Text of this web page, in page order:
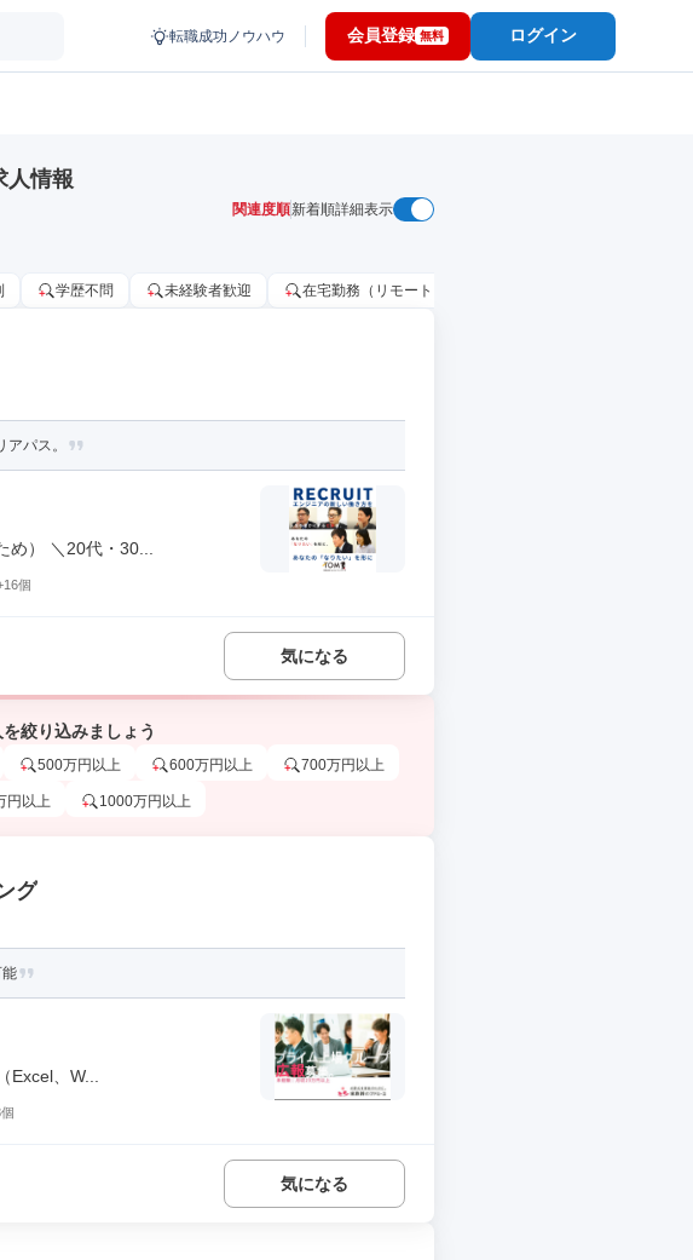
転職成功ノウハウ 会員登録 無料 ログイン
人情報
関連度順新着順詳細表示
学歴不問 未経験者歓迎 在宅勤務（リモートワーク）OK
パス。
） ＼20代・30...
個
気になる
絞り込みましょう
500万円以上 600万円以上 700万円以上
円以上 1000万円以上
グ
、W...
気になる